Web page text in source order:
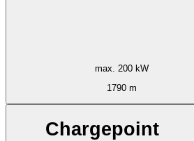
max. 200 kW
1790 m
Chargepoint